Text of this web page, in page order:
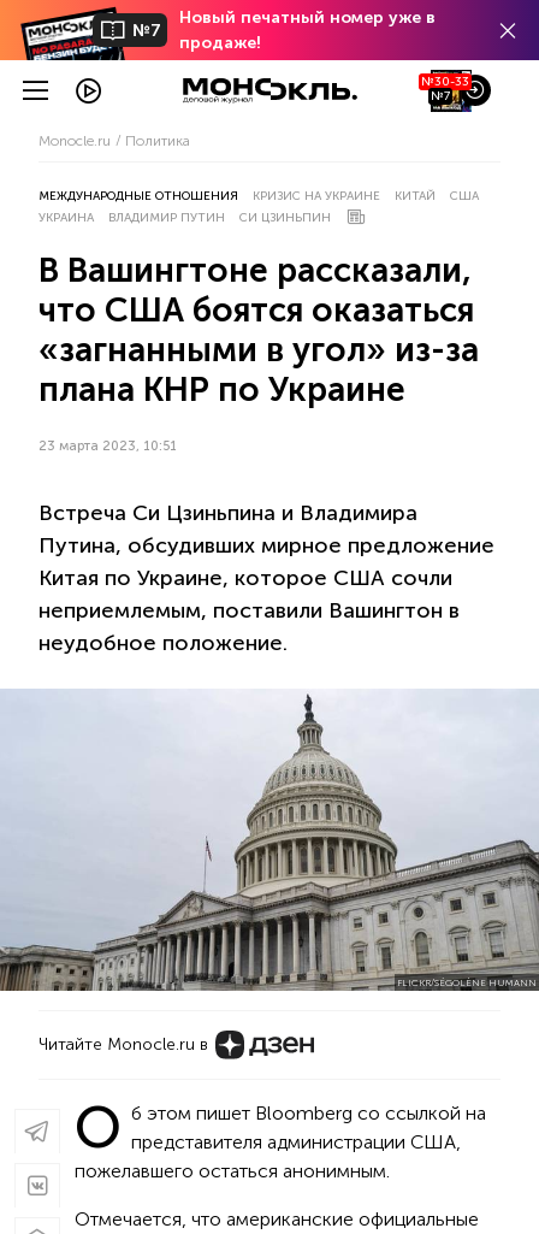
№7
Новый печатный номер уже в
продаже!
№30-33
№7
Monocle.ru Политика
МЕЖДУНАРОДНЫЕ ОТНОШЕНИЯ КРИЗИС НА УКРАИНЕ КИТАЙ
США
УКРАИНА
ВЛАДИМИР ПУТИН СИ ЦЗИНЬПИН
В Вашингтоне рассказали,
что США боятся оказаться
«загнанными в угол» из-за
плана КНР по Украине
23 марта 2023, 10:51
Встреча Си Цзиньпина и Владимира
Путина, обсудивших мирное предложение
Китая по Украине, которое США сочли
неприемлемым, поставили Вашингтон в
неудобное положение.
FLICKR/SÉGOLÈNE HUMANN
Читайте Monocle.ru в
О б этом пишет Bloomberg со ссылкой на
представителя администрации США,
пожелавшего остаться анонимным.
Отмечается, что американские официальные